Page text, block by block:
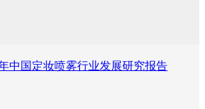
中国定妆喷雾行业发展研究报告